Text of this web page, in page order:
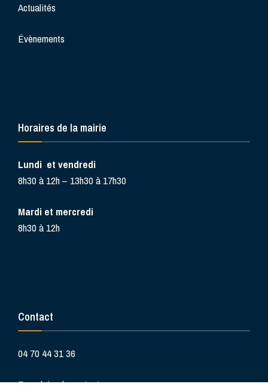
Actualités
Évènements
Horaires de la mairie
Lundi et vendredi
8h30 à 12h – 13h30 à 17h30
Mardi et mercredi
8h30 à 12h
Contact
04 70 44 31 36